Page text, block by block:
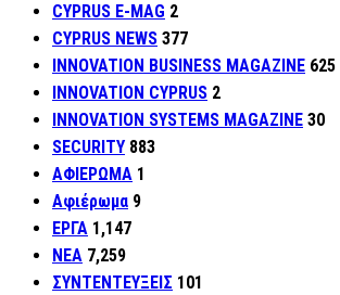
CYPRUS E-MAG 2
CYPRUS NEWS 377
INNOVATION BUSINESS MAGAZINE 625
INNOVATION CYPRUS 2
INNOVATION SYSTEMS MAGAZINE 30
SECURITY 883
ΑΦΙΕΡΩΜΑ 1
Αφιέρωμα 9
ΕΡΓΑ 1,147
ΝΕΑ 7,259
ΣΥΝΤΕΝΤΕΥΞΕΙΣ 101